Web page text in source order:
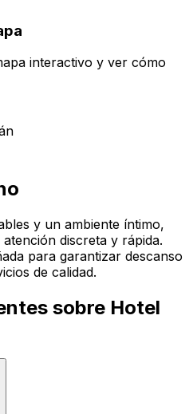
interactivo y ver cómo
y un ambiente íntimo,
discreta y rápida.
para garantizar descanso
de calidad.
sobre Hotel